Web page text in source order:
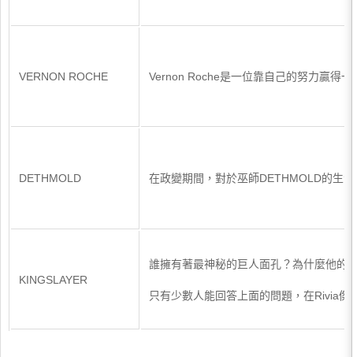
VERNON ROCHE Vernon Roche是一位靠自己的努力贏得
DETHMOLD 在政變期間，對於巫師DETHMOLD的生
KINGSLAYER
誰擁有著最神秘的巨人面孔？為什麼他
只有少數人能回答上面的問題，在Rivia